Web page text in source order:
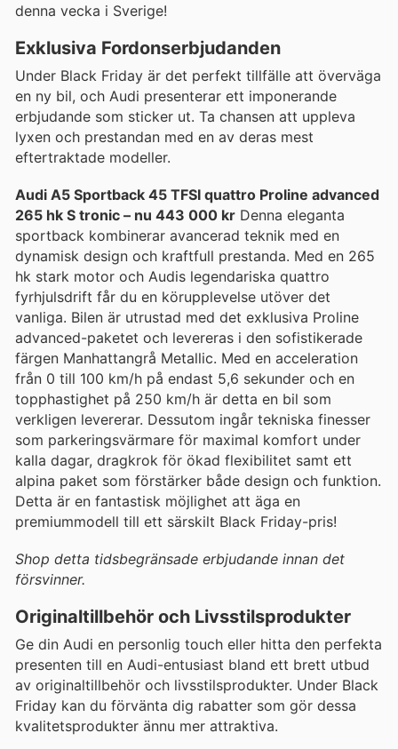
denna vecka i Sverige!
Exklusiva Fordonserbjudanden
Under Black Friday är det perfekt tillfälle att överväga
en ny bil, och Audi presenterar ett imponerande
erbjudande som sticker ut. Ta chansen att uppleva
lyxen och prestandan med en av deras mest
eftertraktade modeller.
Audi A5 Sportback 45 TFSI quattro Proline advanced
265 hk S tronic – nu 443 000 kr Denna eleganta
sportback kombinerar avancerad teknik med en
dynamisk design och kraftfull prestanda. Med en 265
hk stark motor och Audis legendariska quattro
fyrhjulsdrift får du en körupplevelse utöver det
vanliga. Bilen är utrustad med det exklusiva Proline
advanced-paketet och levereras i den sofistikerade
färgen Manhattangrå Metallic. Med en acceleration
från 0 till 100 km/h på endast 5,6 sekunder och en
topphastighet på 250 km/h är detta en bil som
verkligen levererar. Dessutom ingår tekniska finesser
som parkeringsvärmare för maximal komfort under
kalla dagar, dragkrok för ökad flexibilitet samt ett
alpina paket som förstärker både design och funktion.
Detta är en fantastisk möjlighet att äga en
premiummodell till ett särskilt Black Friday-pris!
Shop detta tidsbegränsade erbjudande innan det
försvinner.
Originaltillbehör och Livsstilsprodukter
Ge din Audi en personlig touch eller hitta den perfekta
presenten till en Audi-entusiast bland ett brett utbud
av originaltillbehör och livsstilsprodukter. Under Black
Friday kan du förvänta dig rabatter som gör dessa
kvalitetsprodukter ännu mer attraktiva.